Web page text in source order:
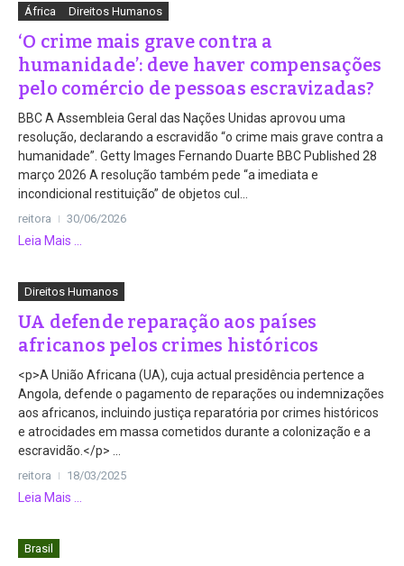
África Direitos Humanos
‘O crime mais grave contra a
humanidade’: deve haver compensações
pelo comércio de pessoas escravizadas?
BBC A Assembleia Geral das Nações Unidas aprovou uma
resolução, declarando a escravidão “o crime mais grave contra a
humanidade”. Getty Images Fernando Duarte BBC Published 28
março 2026 A resolução também pede “a imediata e
incondicional restituição” de objetos cul...
reitora 30/06/2026
Leia Mais ...
Direitos Humanos
UA defende reparação aos países
africanos pelos crimes históricos
<p>A União Africana (UA), cuja actual presidência pertence a
Angola, defende o pagamento de reparações ou indemnizações
aos africanos, incluindo justiça reparatória por crimes históricos
e atrocidades em massa cometidos durante a colonização e a
escravidão.</p> ...
reitora 18/03/2025
Leia Mais ...
Brasil